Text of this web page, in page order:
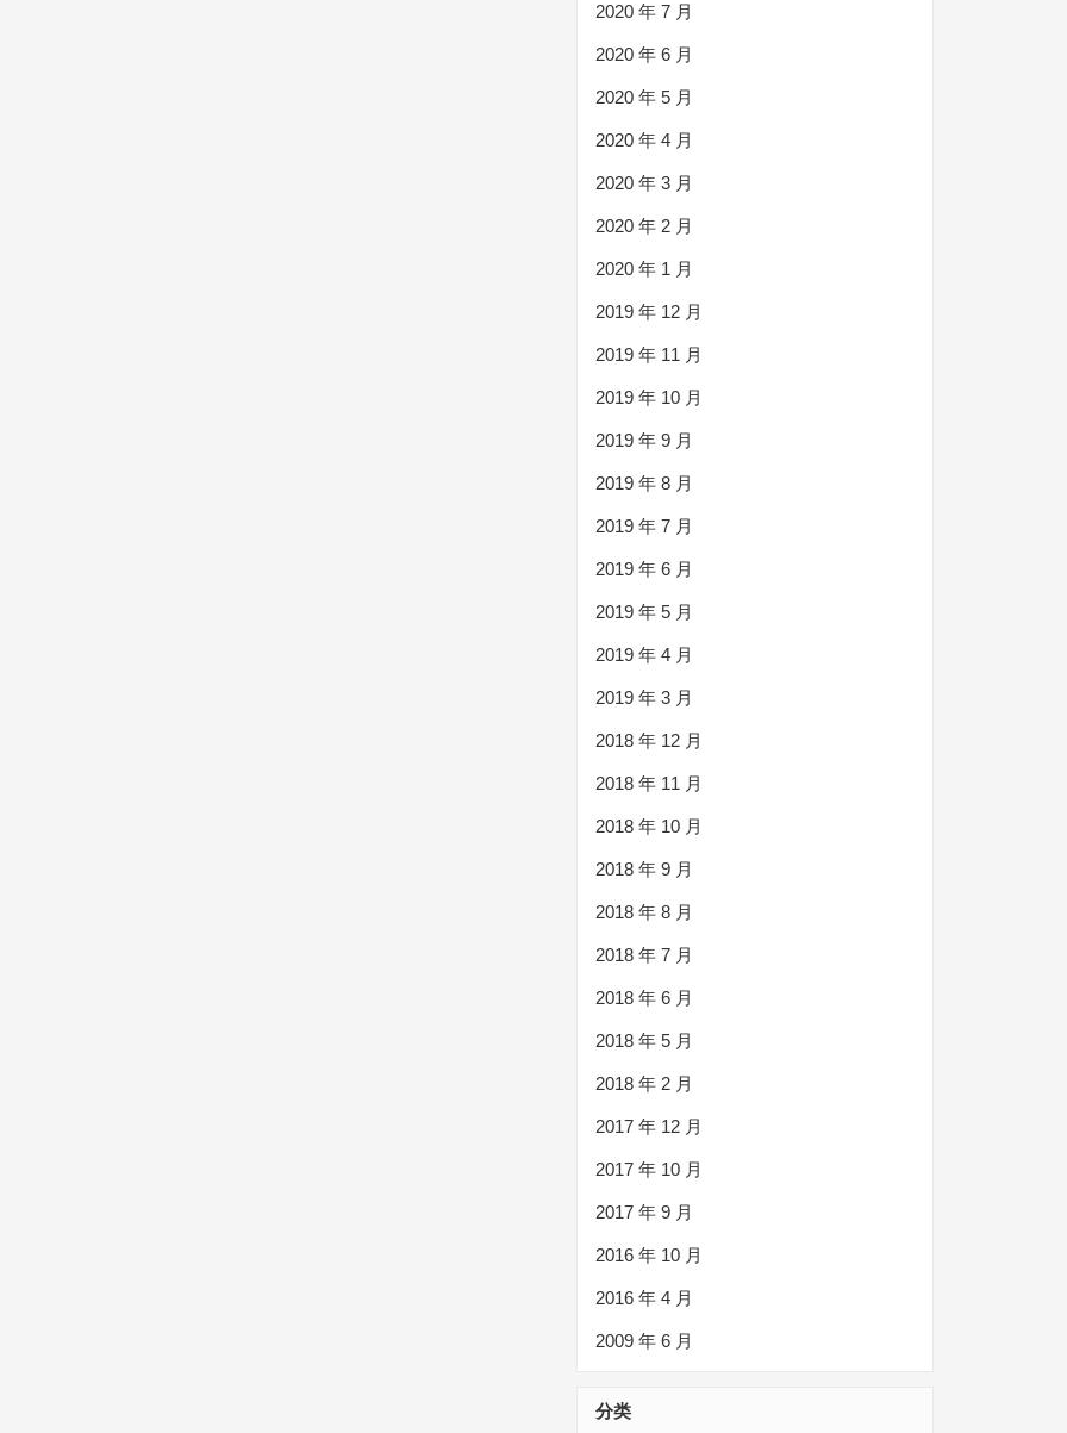
2020 年 7 月
2020 年 6 月
2020 年 5 月
2020 年 4 月
2020 年 3 月
2020 年 2 月
2020 年 1 月
2019 年 12 月
2019 年 11 月
2019 年 10 月
2019 年 9 月
2019 年 8 月
2019 年 7 月
2019 年 6 月
2019 年 5 月
2019 年 4 月
2019 年 3 月
2018 年 12 月
2018 年 11 月
2018 年 10 月
2018 年 9 月
2018 年 8 月
2018 年 7 月
2018 年 6 月
2018 年 5 月
2018 年 2 月
2017 年 12 月
2017 年 10 月
2017 年 9 月
2016 年 10 月
2016 年 4 月
2009 年 6 月
分类